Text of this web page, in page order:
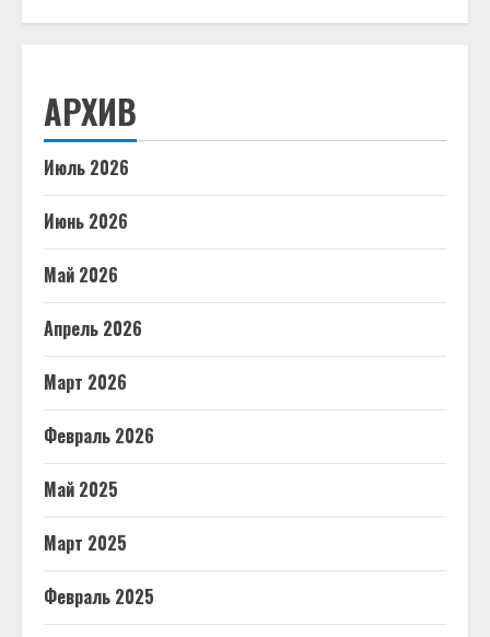
АРХИВ
Июль 2026
Июнь 2026
Май 2026
Апрель 2026
Март 2026
Февраль 2026
Май 2025
Март 2025
Февраль 2025